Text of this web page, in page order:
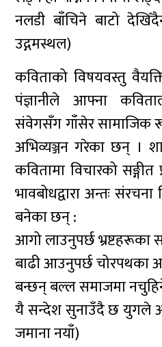
नलडी बाँचिने बाटो
उद्गमस्थल)
कविताको विषयवस्तु
पंज्ञानीले आफ्ना
संवेगसँग गाँसेर सामाजिक
अभिव्यञ्जन गरेका छन् ।
कवितामा विचारको सङ्गीत
भावबोधद्वारा अन्तः
बनेका छन् :
आगो लाउनुपर्छ भ्रष्टहरूका
बाढी आउनुपर्छ चोरपथका
बन्छन् बल्ल समाजमा
यै सन्देश सुनाउँदै छ युगले
जमाना नयाँ)